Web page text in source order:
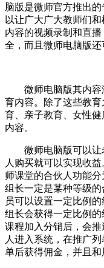
脑版是微师官方推出
以让广大广大教师们
内容的视频录制和直
全，而且微师电脑版还
微师电脑版其内
育内容。除了这些教
育、亲子教育、女性
内容。
微师电脑版可以
人购买就可以实现收
师课堂的合伙人功能
组长一定是某种等级
员可以设置一定比例
组长会获得一定比例
课程加入分销后，会
人进入系统，在推广
单后获得佣金，并且和